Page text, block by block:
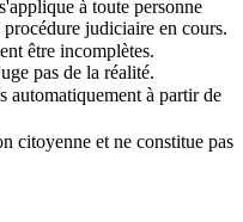
à toute personne
judiciaire en cours.
être incomplètes.
pas de la réalité.
automatiquement à partir de
citoyenne et ne constitue pas